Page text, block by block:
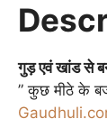
गुड़ एवं खांड से
” कुछ मीठे के